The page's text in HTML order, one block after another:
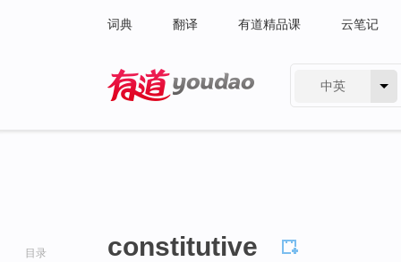
词典 翻译 有道精品课 云笔记
中英
目录 constitutive